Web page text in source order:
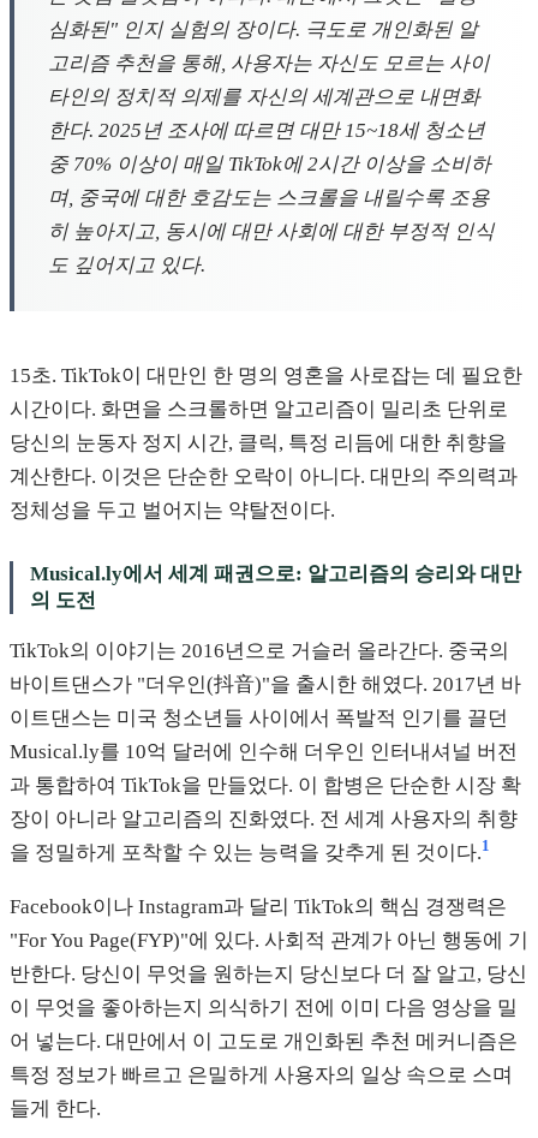
심화된" 인지 실험의 장이다. 극도로 개인화된 알
고리즘 추천을 통해, 사용자는 자신도 모르는 사이
타인의 정치적 의제를 자신의 세계관으로 내면화
한다. 2025년 조사에 따르면 대만 15~18세 청소년
중 70% 이상이 매일 TikTok에 2시간 이상을 소비하
며, 중국에 대한 호감도는 스크롤을 내릴수록 조용
히 높아지고, 동시에 대만 사회에 대한 부정적 인식
도 깊어지고 있다.
15초. TikTok이 대만인 한 명의 영혼을 사로잡는 데 필요한
시간이다. 화면을 스크롤하면 알고리즘이 밀리초 단위로
당신의 눈동자 정지 시간, 클릭, 특정 리듬에 대한 취향을
계산한다. 이것은 단순한 오락이 아니다. 대만의 주의력과
정체성을 두고 벌어지는 약탈전이다.
Musical.ly에서 세계 패권으로: 알고리즘의 승리와 대만
의 도전
TikTok의 이야기는 2016년으로 거슬러 올라간다. 중국의
바이트댄스가 "더우인(抖音)"을 출시한 해였다. 2017년 바
이트댄스는 미국 청소년들 사이에서 폭발적 인기를 끌던
Musical.ly를 10억 달러에 인수해 더우인 인터내셔널 버전
과 통합하여 TikTok을 만들었다. 이 합병은 단순한 시장 확
장이 아니라 알고리즘의 진화였다. 전 세계 사용자의 취향
을 정밀하게 포착할 수 있는 능력을 갖추게 된 것이다.1
Facebook이나 Instagram과 달리 TikTok의 핵심 경쟁력은
"For You Page(FYP)"에 있다. 사회적 관계가 아닌 행동에 기
반한다. 당신이 무엇을 원하는지 당신보다 더 잘 알고, 당신
이 무엇을 좋아하는지 의식하기 전에 이미 다음 영상을 밀
어 넣는다. 대만에서 이 고도로 개인화된 추천 메커니즘은
특정 정보가 빠르고 은밀하게 사용자의 일상 속으로 스며
들게 한다.